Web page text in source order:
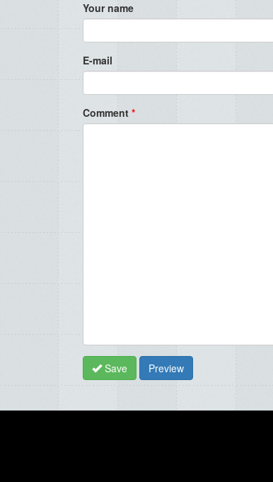
Your name
E-mail
Comment *
Save Preview